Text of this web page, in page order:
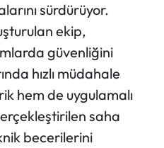
sürdürüyor.
ekip,
güvenliğini
hızlı müdahale
hem de uygulamalı
saha
becerilerini